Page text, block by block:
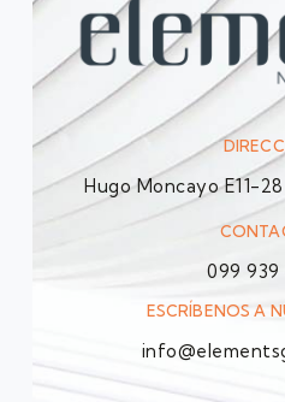
Hugo Moncayo E11-
099 939
ESCRÍBENOS A